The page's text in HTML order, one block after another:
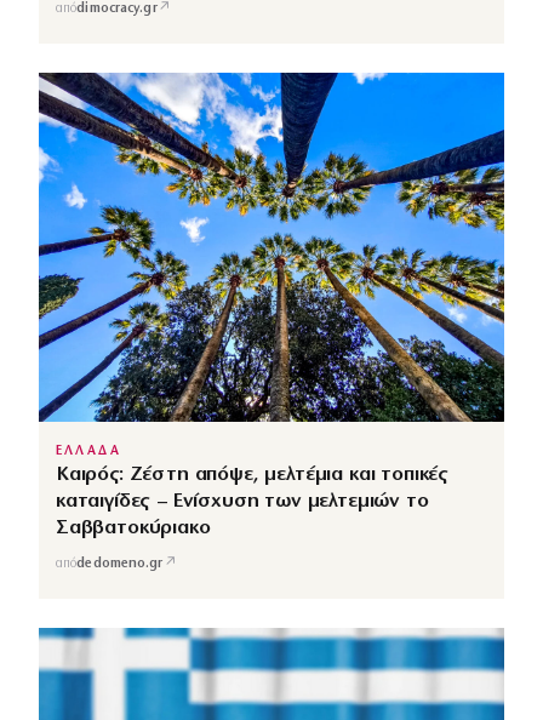
απόdimocracy.gr↗
ΕΛΛΑΔΑ
Καιρός: Ζέστη απόψε, μελτέμια και τοπικές
καταιγίδες – Ενίσχυση των μελτεμιών το
Σαββατοκύριακο
απόdedomeno.gr ↗